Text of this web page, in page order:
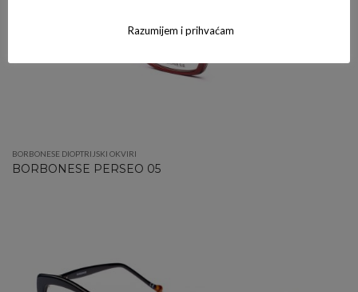
BORBONESE DIOPTRIJSKI OKVIRI
BORBONESE PERSEO 05
Razumijem i prihvaćam